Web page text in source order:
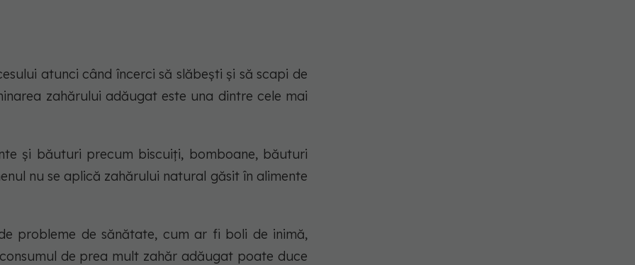
atunci când încerci să slăbeşti și să scapi de
zahărului adăugat este una dintre cele mai
și băuturi precum biscuiți, bomboane, băuturi
nu se aplică zahărului natural găsit în alimente
probleme de sănătate, cum ar fi boli de inimă,
de prea mult zahăr adăugat poate duce